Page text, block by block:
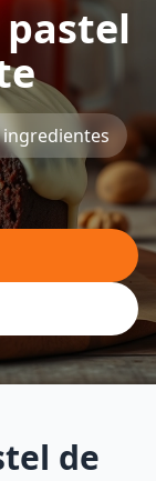
ingredientes
de